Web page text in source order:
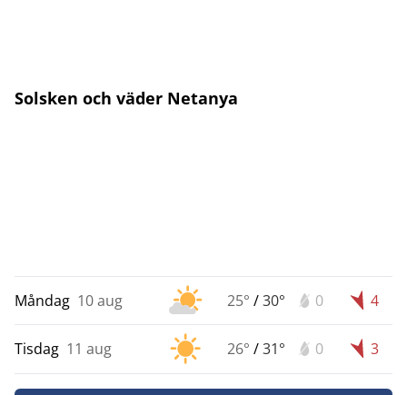
Solsken och väder Netanya
Måndag 10 aug 25° /30° 0 4
Tisdag 11 aug 26° /31° 0 3